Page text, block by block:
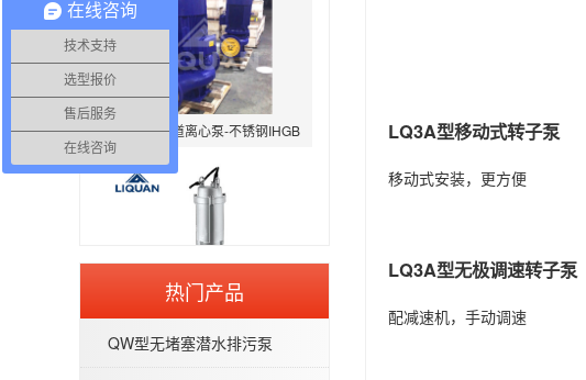
IHG立式管道离心泵-不锈钢IHGB
WQP型不锈钢无堵塞潜水排污泵
热门产品
QW型无堵塞潜水排污泵
LQ3A型移动式转子泵
移动式安装，更方便
LQ3A型无极调速转子泵
配减速机，手动调速
在线咨询
技术支持
选型报价
售后服务
在线咨询